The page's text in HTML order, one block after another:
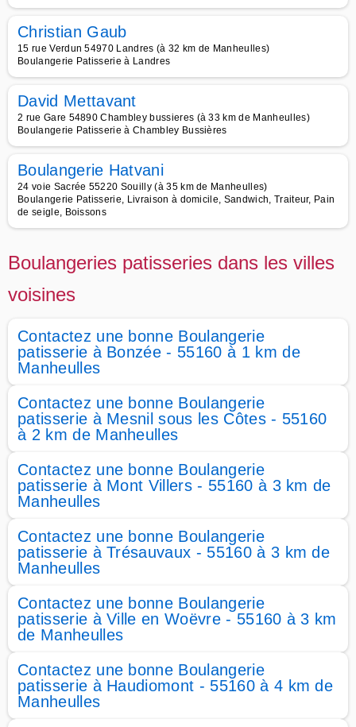
Christian Gaub
15 rue Verdun 54970 Landres (à 32 km de Manheulles)
Boulangerie Patisserie à Landres
David Mettavant
2 rue Gare 54890 Chambley bussieres (à 33 km de Manheulles)
Boulangerie Patisserie à Chambley Bussières
Boulangerie Hatvani
24 voie Sacrée 55220 Souilly (à 35 km de Manheulles)
Boulangerie Patisserie, Livraison à domicile, Sandwich, Traiteur, Pain
de seigle, Boissons
Boulangeries patisseries dans les villes
voisines
Contactez une bonne Boulangerie
patisserie à Bonzée - 55160 à 1 km de
Manheulles
Contactez une bonne Boulangerie
patisserie à Mesnil sous les Côtes - 55160
à 2 km de Manheulles
Contactez une bonne Boulangerie
patisserie à Mont Villers - 55160 à 3 km de
Manheulles
Contactez une bonne Boulangerie
patisserie à Trésauvaux - 55160 à 3 km de
Manheulles
Contactez une bonne Boulangerie
patisserie à Ville en Woëvre - 55160 à 3 km
de Manheulles
Contactez une bonne Boulangerie
patisserie à Haudiomont - 55160 à 4 km de
Manheulles